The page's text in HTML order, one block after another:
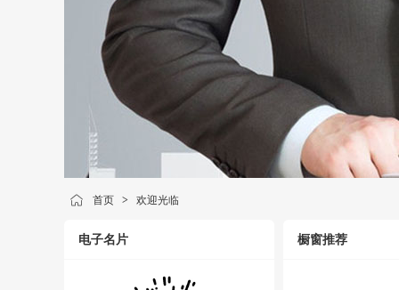
首页 > 欢迎光临
电子名片 橱窗推荐